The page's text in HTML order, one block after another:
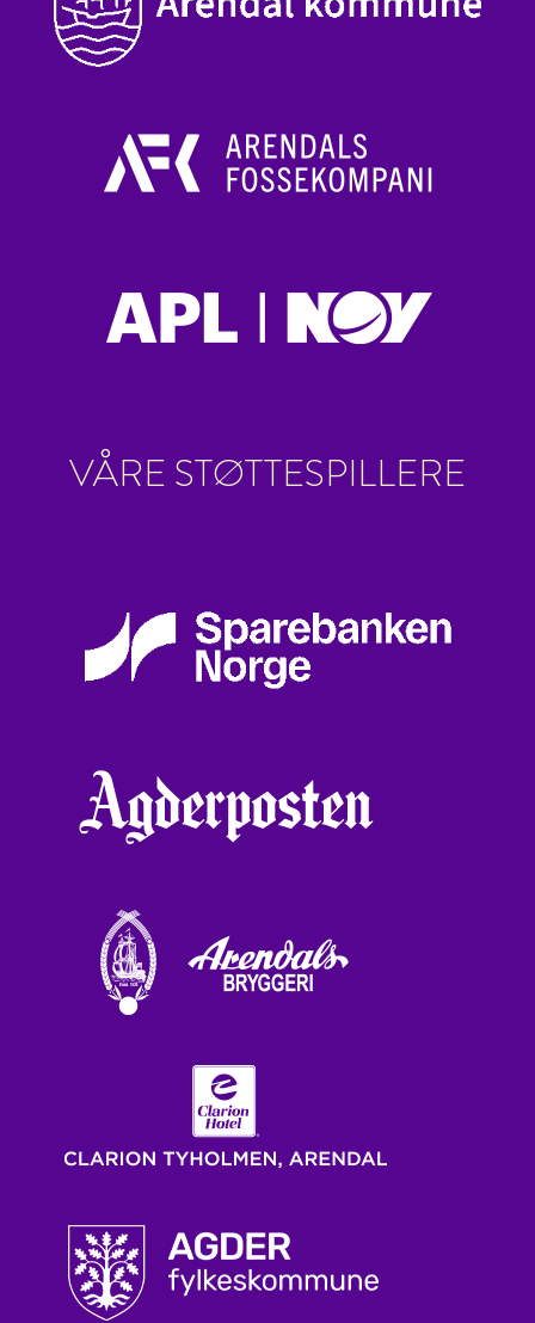
VÅRE STØTTESPILLERE